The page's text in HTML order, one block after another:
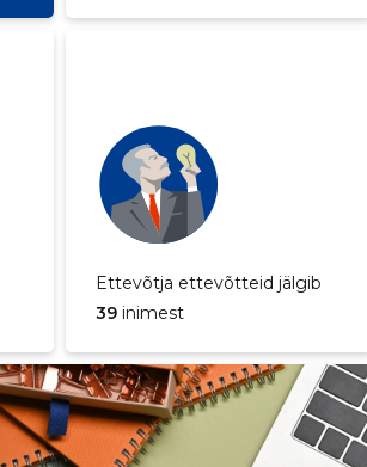
Ettevõtja ettevõtteid jälgib
39 inimest